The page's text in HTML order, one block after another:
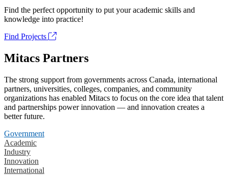
Find the perfect opportunity to put your academic skills and
knowledge into practice!
Find Projects
Mitacs Partners
The strong support from governments across Canada, international
partners, universities, colleges, companies, and community
organizations has enabled Mitacs to focus on the core idea that talent
and partnerships power innovation — and innovation creates a
better future.
Government
Academic
Industry
Innovation
International